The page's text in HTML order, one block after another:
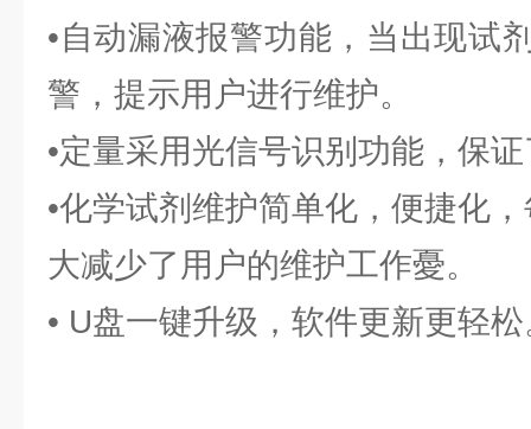
•自动漏液报警功能，当出现试
警，提示用户进行维护。
•定量采用光信号识别功能，保
•化学试剂维护简单化，便捷化
大减少了用户的维护工作憂。
• U盘一键升级，软件更新更轻